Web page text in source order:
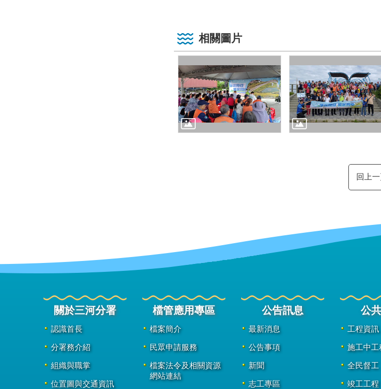
相關圖片
回上
關於三河分署
認識首長
分署務介紹
組織與職掌
位置圖與交通資訊
檔管應用專區
檔案簡介
民眾申請服務
檔案法令及相關資源
網站連結
公告訊息
最新消息
公告事項
新聞
志工專區
公
工程資訊
施工中工
全民督工
竣工工程